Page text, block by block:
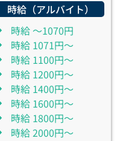
時給（アルバイト）
時給 ～1070円
時給 1071円～
時給 1100円～
時給 1200円～
時給 1400円～
時給 1600円～
時給 1800円～
時給 2000円～